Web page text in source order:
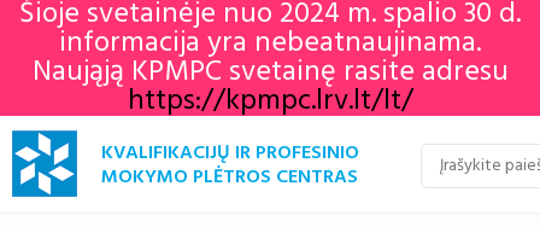
Šioje svetainėje nuo 2024 m. spalio 30 d.
informacija yra nebeatnaujinama.
Naująją KPMPC svetainę rasite adresu
https://kpmpc.lrv.lt/lt/
KVALIFIKACIJŲ IR PROFESINIO
MOKYMO PLĖTROS CENTRAS